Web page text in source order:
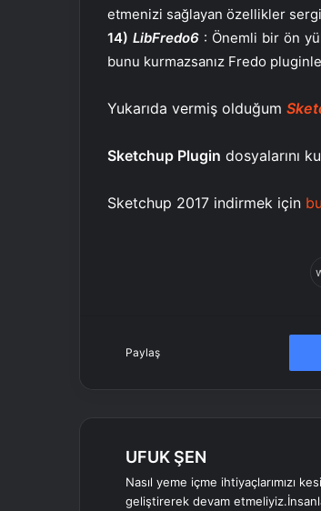
etmenizi sağlayan özellikler
14) LibFredo6 : Önemli bir ön
bunu kurmazsanız Fredo
Yukarıda vermiş olduğum
Sketchup Plugin dosyalarını
Sketchup 2017 indirmek için
Paylaş
UFUK ŞEN
Nasıl yeme içme ihtiyaçlarımızı
geliştirerek devam